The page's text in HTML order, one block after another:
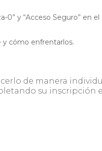
0” y “Acceso Seguro” en
y cómo enfrentarlos.
de manera
su inscripción